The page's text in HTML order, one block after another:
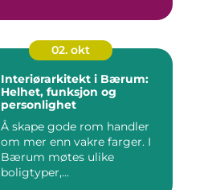
02. okt
Interiørarkitekt i Bærum:
Helhet, funksjon og
personlighet
Å skape gode rom handler
om mer enn vakre farger. I
Bærum møtes ulike
boligtyper,...